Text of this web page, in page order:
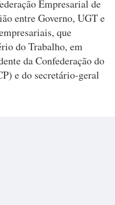
Empresarial de
entre Governo, UGT e
que
do Trabalho, em
da Confederação do
e do secretário-geral